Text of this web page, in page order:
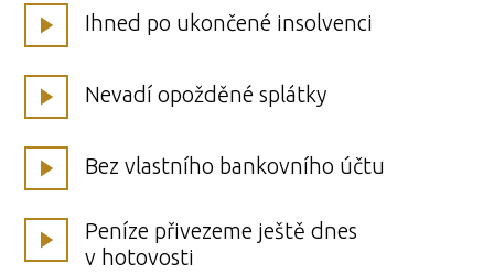
Ihned po ukončené insolvenci
Nevadí opožděné splátky
Bez vlastního bankovního účtu
Peníze přivezeme ještě dnes
v hotovosti